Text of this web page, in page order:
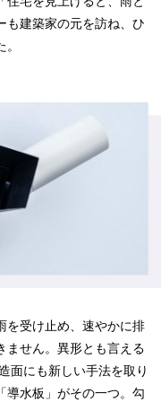
も建築家の元を訪ね、ひ
を受け止め、速やかに排
ません。異形とも言える
面にも新しい手法を取り
導水板」がその一つ。勾